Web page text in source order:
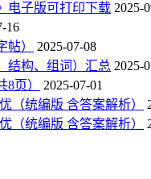
电子版可打印下载 2025-
16
）
2025-07-08
结构、组词）汇总 2025-
页）
2025-07-01
（统编版 含答案解析）
（统编版 含答案解析）